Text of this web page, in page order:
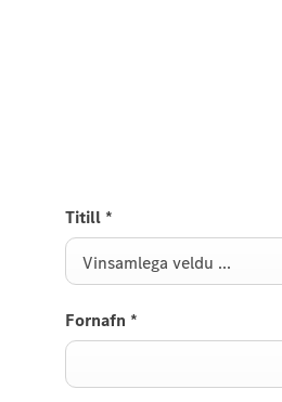
Titill *
Vinsamlega veldu ...
Fornafn *